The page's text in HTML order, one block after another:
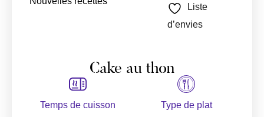
Liste
d’envies
Cake au thon
Temps de cuisson Type de plat